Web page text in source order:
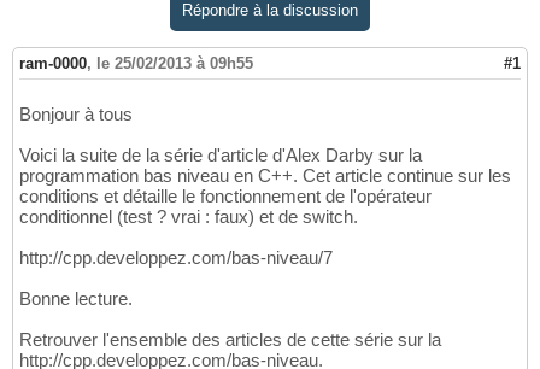
Répondre à la discussion
ram-0000, le 25/02/2013 à 09h55 #1
Bonjour à tous
Voici la suite de la série d'article d'Alex Darby sur la
programmation bas niveau en C++. Cet article continue sur les
conditions et détaille le fonctionnement de l'opérateur
conditionnel (test ? vrai : faux) et de switch.
http://cpp.developpez.com/bas-niveau/7
Bonne lecture.
Retrouver l'ensemble des articles de cette série sur la
http://cpp.developpez.com/bas-niveau.